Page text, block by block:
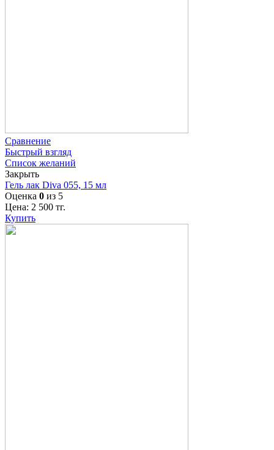
Сравнение
Быстрый взгляд
Список желаний
Закрыть
Гель лак Diva 055, 15 мл
Оценка 0 из 5
Цена: 2 500 тг.
Купить